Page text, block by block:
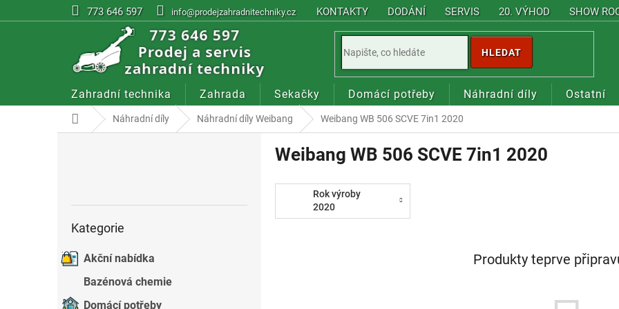
na
773 646 597 info@prodejzahradnitechniky.cz KONTAKTY DODÁNÍ SERVIS 20. VÝHOD SHOW
HLEDAT
Zahradní technika Zahrada Sekačky Domácí potřeby Náhradní díly Ostatní
Domů Náhradní díly Náhradní díly Weibang Weibang WB 506 SCVE 7in1 2020
kategorie
Kategorie
Akční nabídka
Bazénová chemie
Domácí potřeby
Weibang WB 506 SCVE 7in1 2020
Rok výroby
2020
Produkty teprve